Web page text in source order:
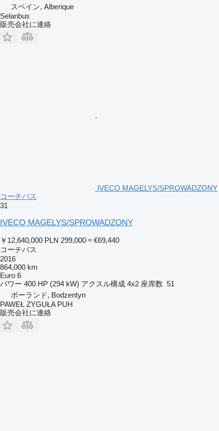
スペイン, Alberique
Selanbus
販売会社に連絡
IVECO MAGELYS/SPROWADZONY
コーチバス
31
IVECO MAGELYS/SPROWADZONY
￥12,640,000 PLN 299,000 ≈ €69,440
コーチバス
2016
864,000 km
Euro 6
パワー 400 HP (294 kW) アクスル構成 4x2 座席数 51
ポーランド, Bodzentyn
PAWEŁ ZYGUŁA PUH
販売会社に連絡